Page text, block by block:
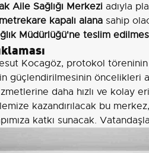
Aile Sağlığı Merkezi adıyla
kapalı alana sahip
Müdürlüğü'ne teslim
Kocagöz, protokol töreninin
güçlendirilmesinin öncelikleri
daha hızlı ve kolay
kazandırılacak bu
katkı sunacak.